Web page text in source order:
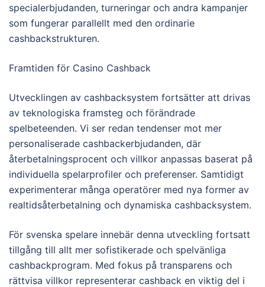
specialerbjudanden, turneringar och andra kampanjer
som fungerar parallellt med den ordinarie
cashbackstrukturen.
Framtiden för Casino Cashback
Utvecklingen av cashbacksystem fortsätter att drivas
av teknologiska framsteg och förändrade
spelbeteenden. Vi ser redan tendenser mot mer
personaliserade cashbackerbjudanden, där
återbetalningsprocent och villkor anpassas baserat på
individuella spelarprofiler och preferenser. Samtidigt
experimenterar många operatörer med nya former av
realtidsåterbetalning och dynamiska cashbacksystem.
För svenska spelare innebär denna utveckling fortsatt
tillgång till allt mer sofistikerade och spelvänliga
cashbackprogram. Med fokus på transparens och
rättvisa villkor representerar cashback en viktig del i